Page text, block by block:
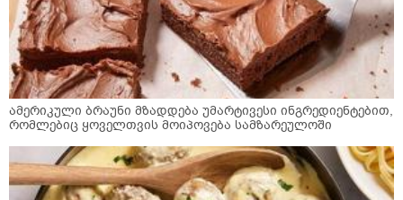
ამერიკული ბრაუნი მზადდება უმარტივესი ინგრედიენტებით,
რომლებიც ყოველთვის მოიპოვება სამზარეულოში